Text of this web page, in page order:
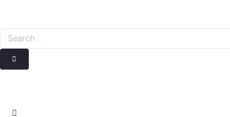
Search
…